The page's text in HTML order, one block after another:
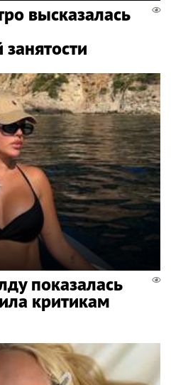
высказалась
показалась
критикам